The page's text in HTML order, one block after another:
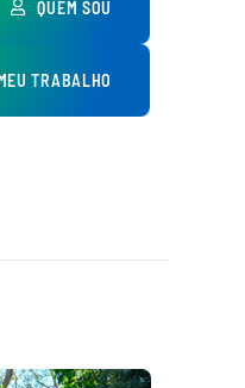
QUEM SOU
TRABALHO